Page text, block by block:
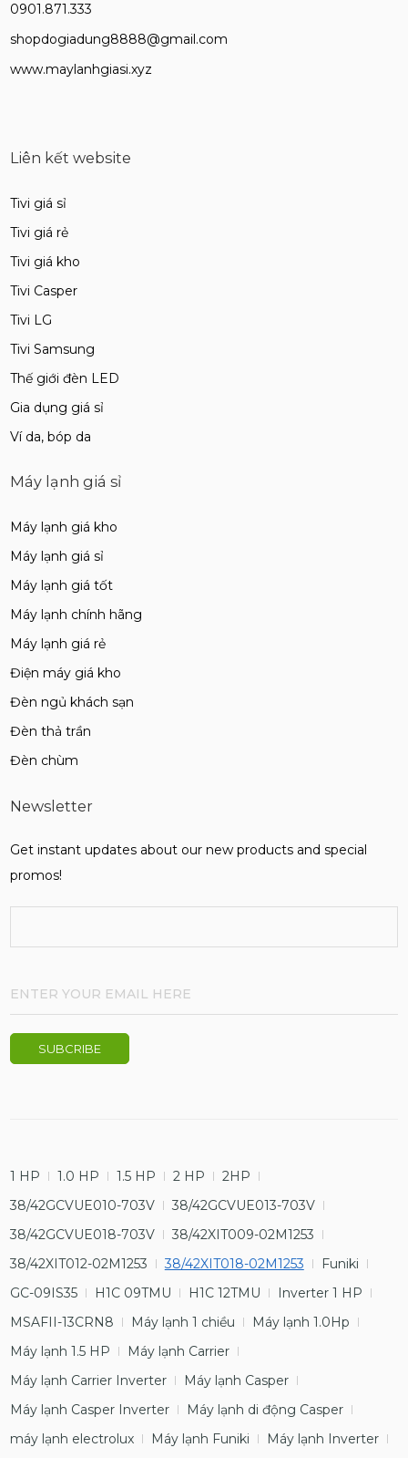
0901.871.333
shopdogiadung8888@gmail.com
www.maylanhgiasi.xyz
Liên kết website
Tivi giá sỉ
Tivi giá rẻ
Tivi giá kho
Tivi Casper
Tivi LG
Tivi Samsung
Thế giới đèn LED
Gia dụng giá sỉ
Ví da, bóp da
Máy lạnh giá sỉ
Máy lạnh giá kho
Máy lạnh giá sỉ
Máy lạnh giá tốt
Máy lạnh chính hãng
Máy lạnh giá rẻ
Điện máy giá kho
Đèn ngủ khách sạn
Đèn thả trần
Đèn chùm
Newsletter
Get instant updates about our new products and special
promos!
1 HP 1.0 HP 1.5 HP 2 HP
2HP
38/42GCVUE010-703V
38/42GCVUE013-703V
38/42GCVUE018-703V
38/42XIT009-02M1253
38/42XIT012-02M1253
38/42XIT018-02M1253
Funiki
GC-09IS35
H1C 09TMU H1C 12TMU
Inverter 1 HP
MSAFII-13CRN8
Máy lạnh 1 chiều
Máy lạnh 1.0Hp
Máy lạnh 1.5 HP
Máy lạnh Carrier
Máy lạnh Carrier Inverter
Máy lạnh Casper
Máy lạnh Casper Inverter
Máy lạnh di động Casper
máy lạnh electrolux
Máy lạnh Funiki Máy lạnh Inverter